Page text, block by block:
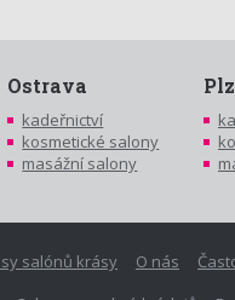
Ostrava
kadeřnictví
kosmetické salony
masážní salony
salónů krásy O nás